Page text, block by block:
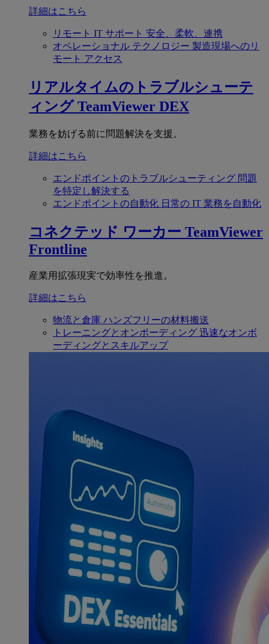
詳細はこちら
リモート IT サポート 安全、柔軟、連携
オペレーショナル テクノロジー 製造現場へのリ
モート アクセス
リアルタイムのトラブルシューテ
ィング TeamViewer DEX
業務を妨げる前に問題解決を支援。
詳細はこちら
エンドポイントのトラブルシューティング 問題
を特定し解決する
エンドポイントの自動化 日常の IT 業務を自動化
コネクテッド ワーカー TeamViewer
Frontline
産業用拡張現実で効率性を推進。
詳細はこちら
物流と倉庫 ハンズフリーの材料搬送
トレーニングとオンボーディング 迅速なオンボ
ーディングとスキルアップ